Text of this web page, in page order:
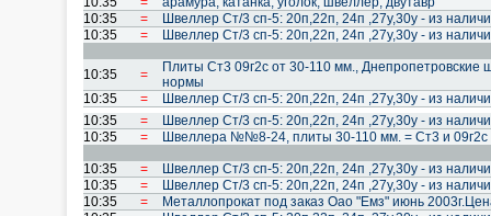
10:35
=
Швеллер Cт/3 cп-5: 20п,22п, 24п ,27у,30у - из
10:35
= Швеллер Cт/3 cп-5: 20п,22п, 24п ,27у,30у - из
10:35 =
Плиты Ст3 09г2с от 30-110 мм., Днепропетровские
нормы
10:35
=
Швеллер Cт/3 cп-5: 20п,22п, 24п ,27у,30у - из
10:35
=
Швеллер Cт/3 cп-5: 20п,22п, 24п ,27у,30у - из
10:35
= Швеллера №№8-24, плиты 30-110 мм. = Ст3 и 09г2с
10:35 =
Швеллер Cт/3 cп-5: 20п,22п, 24п ,27у,30у - из
10:35
=
Швеллер Cт/3 cп-5: 20п,22п, 24п ,27у,30у - из
10:35
=
Металлопрокат под заказ Оао "Емз" июнь